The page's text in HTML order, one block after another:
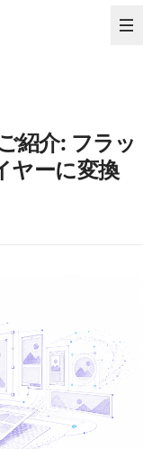
紹介: フラッ
ヤーに変換